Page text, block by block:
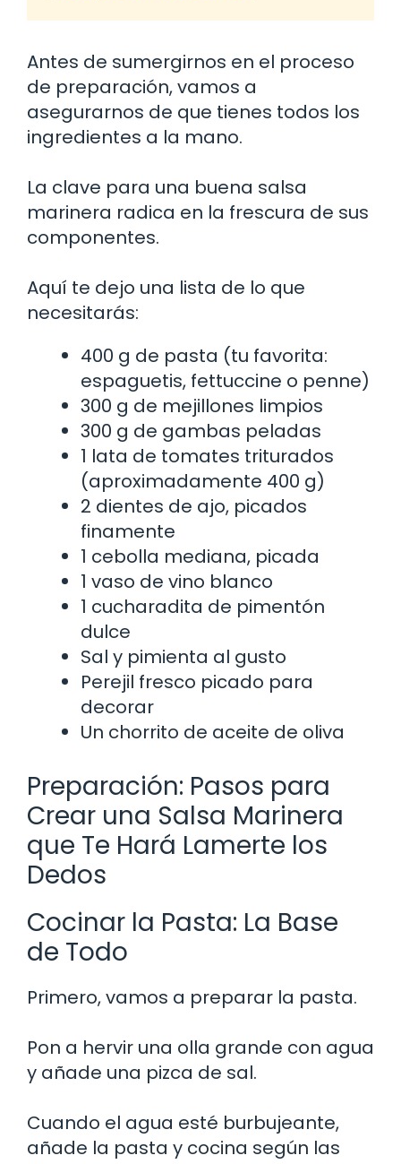
Antes de sumergirnos en el proceso
de preparación, vamos a
asegurarnos de que tienes todos los
ingredientes a la mano.
La clave para una buena salsa
marinera radica en la frescura de sus
componentes.
Aquí te dejo una lista de lo que
necesitarás:
400 g de pasta (tu favorita:
espaguetis, fettuccine o penne)
300 g de mejillones limpios
300 g de gambas peladas
1 lata de tomates triturados
(aproximadamente 400 g)
2 dientes de ajo, picados
finamente
1 cebolla mediana, picada
1 vaso de vino blanco
1 cucharadita de pimentón
dulce
Sal y pimienta al gusto
Perejil fresco picado para
decorar
Un chorrito de aceite de oliva
Preparación: Pasos para
Crear una Salsa Marinera
que Te Hará Lamerte los
Dedos
Cocinar la Pasta: La Base
de Todo
Primero, vamos a preparar la pasta.
Pon a hervir una olla grande con agua
y añade una pizca de sal.
Cuando el agua esté burbujeante,
añade la pasta y cocina según las